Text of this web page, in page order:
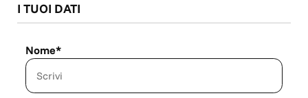
direttamente con un consulente alle vendite
I TUOI DATI
Nome*